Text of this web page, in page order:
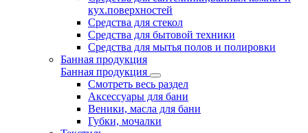
кух.поверхностей
Средства для стекол
Средства для бытовой техники
Средства для мытья полов и полировки
Банная продукция
Банная продукция
Смотреть весь раздел
Аксессуары для бани
Веники, масла для бани
Губки, мочалки